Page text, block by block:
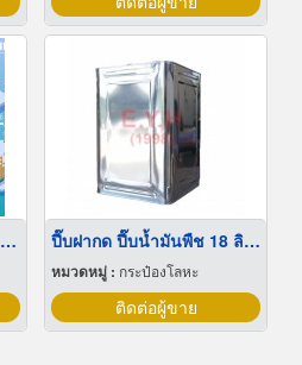
บริการออกแบบผังโรงงาน Lay out ปี๊บฝากด ปี๊บน้ำมันพืช 18 ลิตร
หมวดหมู่ : กระป๋องโลหะ
ติดต่อผู้ขาย